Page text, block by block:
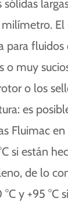
sólidas
El
para fluidos
o muy
o los
es
Fluimac
si están
de lo
y +95 °C